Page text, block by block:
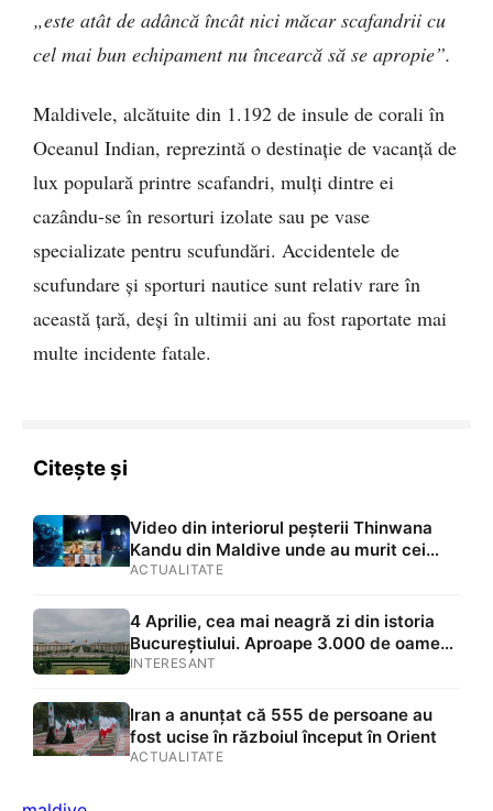
„este atât de adâncă încât nici măcar scafandrii cu
cel mai bun echipament nu încearcă să se apropie”.
Maldivele, alcătuite din 1.192 de insule de corali în
Oceanul Indian, reprezintă o destinație de vacanță de
lux populară printre scafandri, mulți dintre ei
cazându-se în resorturi izolate sau pe vase
specializate pentru scufundări. Accidentele de
scufundare și sporturi nautice sunt relativ rare în
această țară, deși în ultimii ani au fost raportate mai
multe incidente fatale.
Citește și
Video din interiorul peșterii Thinwana
Kandu din Maldive unde au murit cei
cinci scafandri. Ce s-a descoperit în
ACTUALITATE
4 Aprilie, cea mai neagră zi din istoria
Bucureștiului. Aproape 3.000 de oameni
au murit în chinuri. VIDEO cu impact
INTERESANT
Iran a anunțat că 555 de persoane au
fost ucise în războiul început în Orient
ACTUALITATE